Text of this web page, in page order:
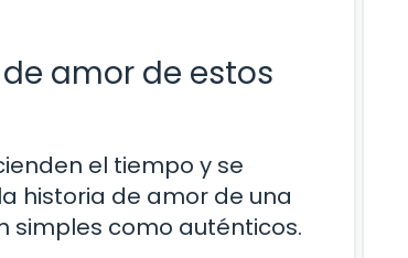
amor de estos
el tiempo y se
historia de amor de una
simples como auténticos.